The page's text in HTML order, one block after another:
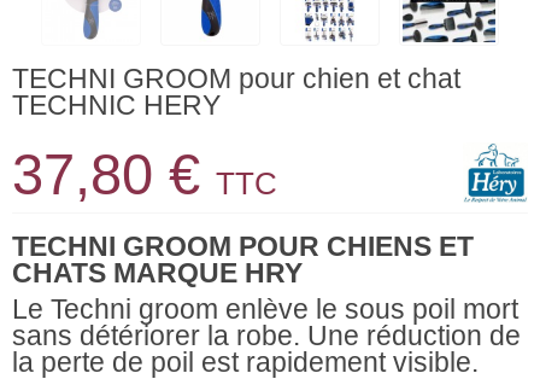
TECHNI GROOM pour chien et chat
TECHNIC HERY
37,80 € TTC
TECHNI GROOM POUR CHIENS ET
CHATS MARQUE HRY
Le Techni groom enlève le sous poil mort
sans détériorer la robe. Une réduction de
la perte de poil est rapidement visible.